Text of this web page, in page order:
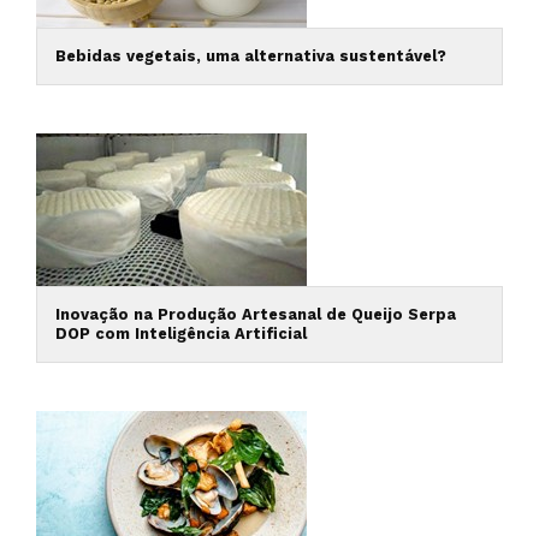
Bebidas vegetais, uma alternativa sustentável?
Inovação na Produção Artesanal de Queijo Serpa
DOP com Inteligência Artificial